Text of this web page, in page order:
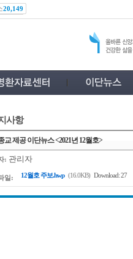
20,149
사항
교 제공 이단뉴스 <2021년 12월호>
: 관리자
일: 12월호 주보.hwp (16.0KB) Download: 27